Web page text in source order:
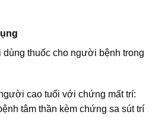
dùng thuốc cho người bệnh trong
cao tuổi với chứng mất trí:
tâm thần kèm chứng sa sút trí